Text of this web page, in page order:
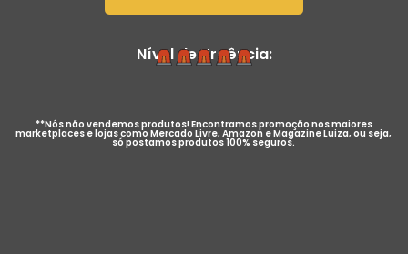
Nível de Urgência:
**Nós não vendemos produtos! Encontramos promoção nos maiores
marketplaces e lojas como Mercado Livre, Amazon e Magazine Luiza, ou seja,
só postamos produtos 100% seguros.